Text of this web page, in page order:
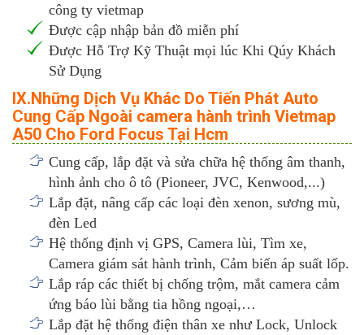
công ty vietmap
Được cập nhập bản đồ miễn phí
Được Hỗ Trợ Kỹ Thuật mọi lúc Khi Qúy Khách
Sử Dụng
IX.Những Dịch Vụ Khác Do Tiến Phát Auto
Cung Cấp Ngoài camera hành trình Vietmap
A50 Cho Ford Focus Tại Hcm
Cung cấp, lắp đặt và sửa chữa hệ thống âm thanh,
hình ảnh cho ô tô (Pioneer, JVC, Kenwood,...)
Lắp đặt, nâng cấp các loại đèn xenon, sương mù,
đèn Led
Hệ thống định vị GPS, Camera lùi, Tìm xe,
Camera giám sát hành trình, Cảm biến áp suất lốp.
Lắp ráp các thiết bị chống trộm, mắt camera cảm
ứng báo lùi bằng tia hồng ngoại,…
Lắp đặt hệ thống điện thân xe như Lock, Unlock